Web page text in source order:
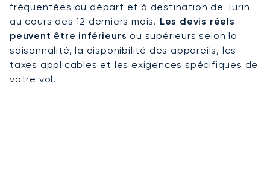
l’organisation de votre vol vers Turin.
fréquentées au départ et à destination de Turin
au cours des 12 derniers mois. Les devis réels
peuvent être inférieurs ou supérieurs selon la
saisonnalité, la disponibilité des appareils, les
taxes applicables et les exigences spécifiques de
votre vol.